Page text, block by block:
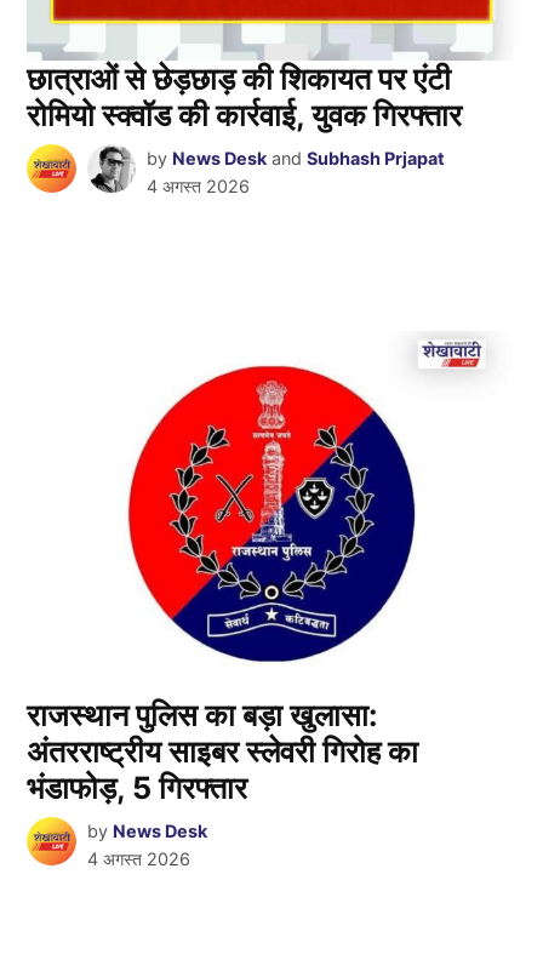
छात्राओं से छेड़छाड़ की शिकायत पर एंटी
रोमियो स्क्वॉड की कार्रवाई, युवक गिरफ्तार
by News Desk andSubhash Prjapat
4 अगस्त 2026
राजस्थान पुलिस का बड़ा खुलासा:
अंतरराष्ट्रीय साइबर स्लेवरी गिरोह का
भंडाफोड़, 5 गिरफ्तार
by News Desk
4 अगस्त 2026